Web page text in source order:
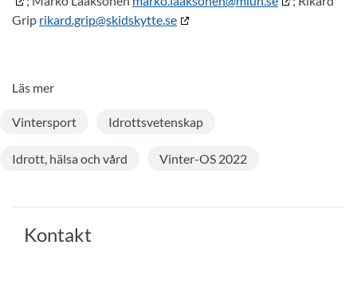
Grip rikard.grip@skidskytte.se
Läs mer
Vintersport Idrottsvetenskap
Idrott, hälsa och vård Vinter-OS 2022
Kontakt